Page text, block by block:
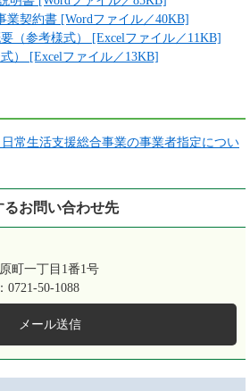
業契約書 [Wordファイル／40KB]
（参考様式） [Excelファイル／11KB]
） [Excelファイル／13KB]
常生活支援総合事業の事業者指定につい
るお問い合わせ先
町一丁目1番1号
0721-50-1088
メール送信